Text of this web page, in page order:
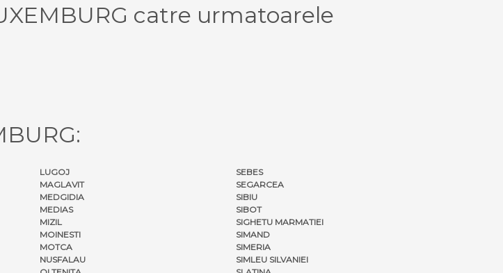
catre urmatoarele
LUGOJ
MAGLAVIT
MEDGIDIA
MEDIAS
MIZIL
MOINESTI
MOTCA
NUSFALAU
SEBES
SEGARCEA
SIBIU
SIBOT
SIGHETU MARMATIEI
SIMAND
SIMERIA
SIMLEU SILVANIEI